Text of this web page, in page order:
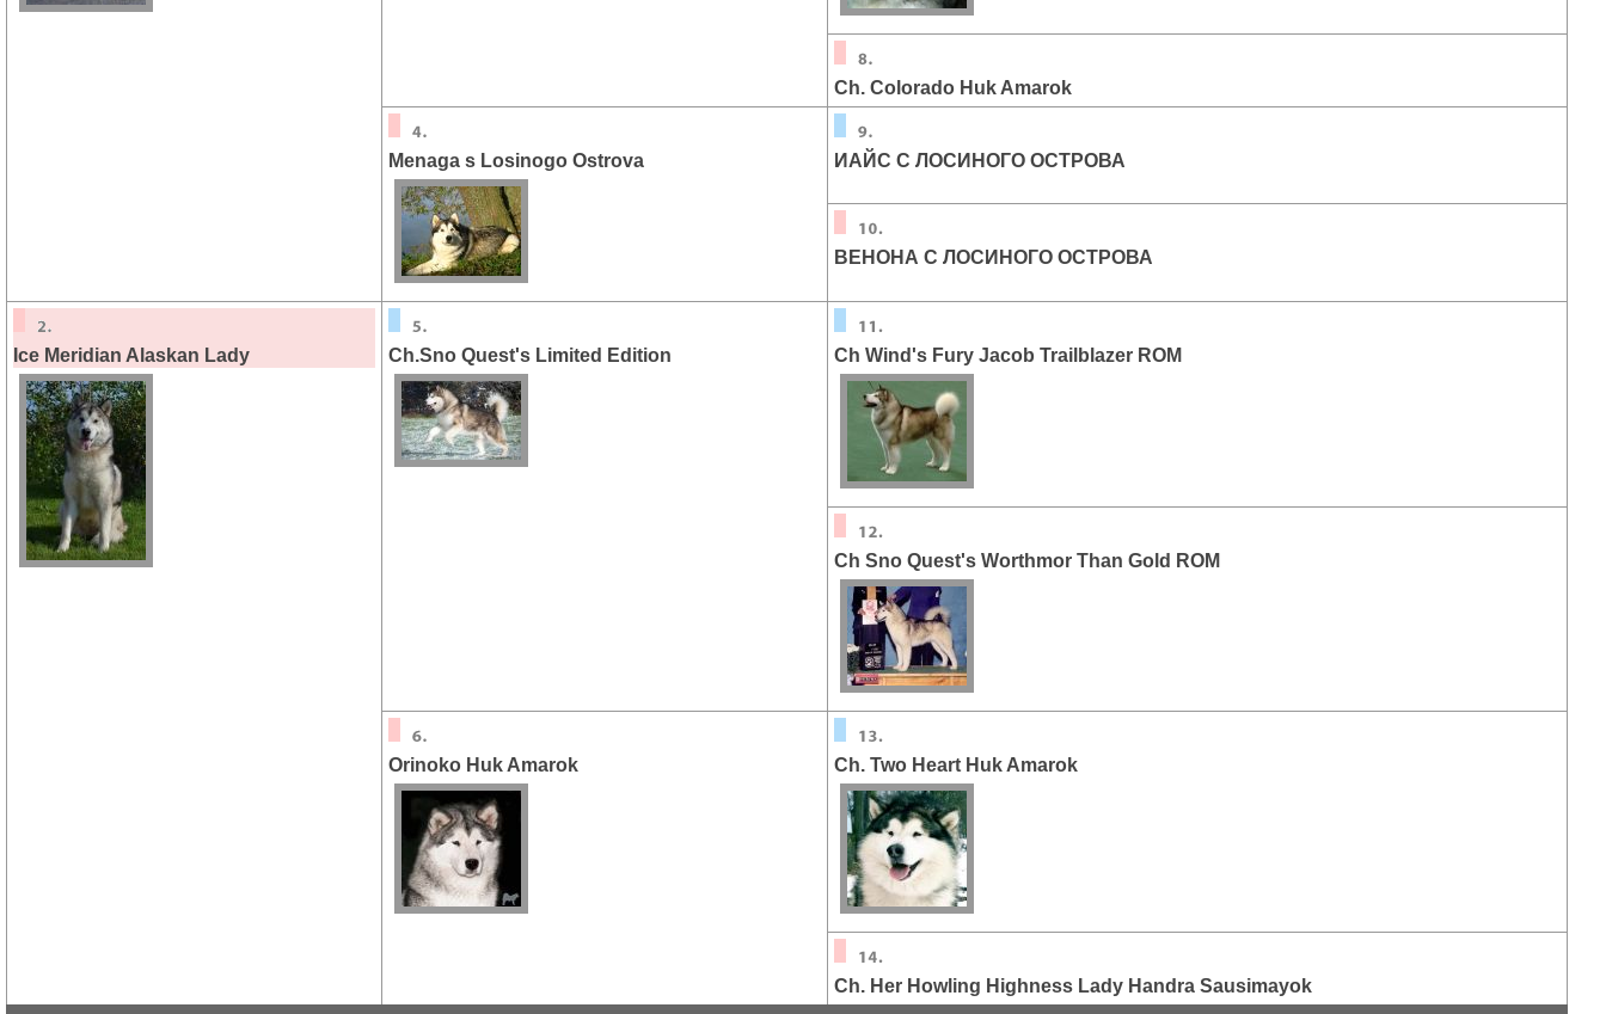
Ch. Colorado Huk Amarok
Menaga s Losinоgo Ostrova ИАЙС С ЛОСИНОГО ОСТРОВА
ВЕНОНА С ЛОСИНОГО ОСТРОВА
Ice Meridian Alaskan Lady Ch.Sno Quest's Limited Edition Ch Wind's Fury Jacob Trailblazer ROM
Ch Sno Quest's Worthmor Than Gold ROM
Orinoko Huk Amarok Ch. Two Heart Huk Amarok
Ch. Her Howling Highness Lady Handra Sausimayok